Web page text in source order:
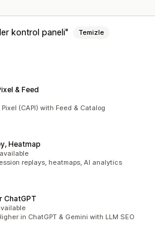
kontrol paneli Temizle
& Feed
(CAPI) with Feed & Catalog
Heatmap
replays, heatmaps, AI analytics
ChatGPT
in ChatGPT & Gemini with LLM SEO